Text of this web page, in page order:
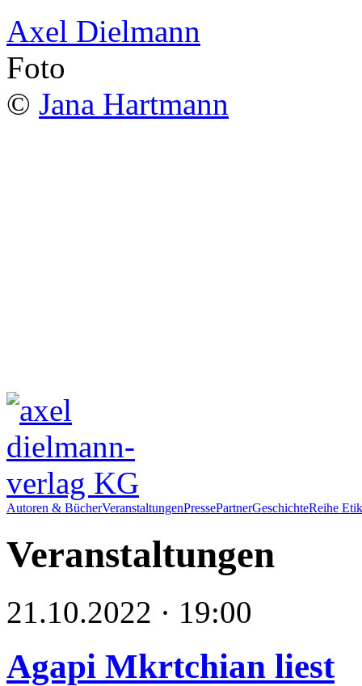
Axel Dielmann
Foto
© Jana Hartmann
Autoren & BücherVeranstaltungenPressePartnerGeschichteReihe
Veranstaltungen
21.10.2022 · 19:00
Agapi Mkrtchian liest